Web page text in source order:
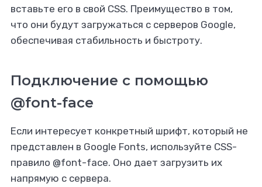
вставьте его в свой CSS. Преимущество в том,
что они будут загружаться с серверов Google,
обеспечивая стабильность и быстроту.
Подключение с помощью
@font-face
Если интересует конкретный шрифт, который не
представлен в Google Fonts, используйте CSS-
правило @font-face. Оно дает загрузить их
напрямую с сервера.